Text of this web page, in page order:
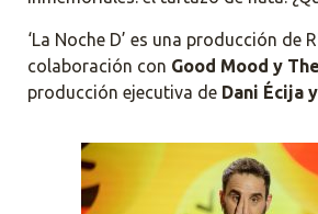
‘La Noche D’ es una producción de
colaboración con Good Mood y
producción ejecutiva de Dani Écija